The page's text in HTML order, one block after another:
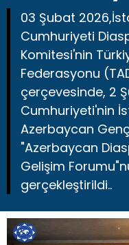
03 Şubat
Cumhuriyeti
Komitesi'nin
Federasyonu
çerçevesinde, 2
Cumhuriyeti'nin
Azerbaycan
"Azerbaycan
Gelişim
gerçekleştirildi..